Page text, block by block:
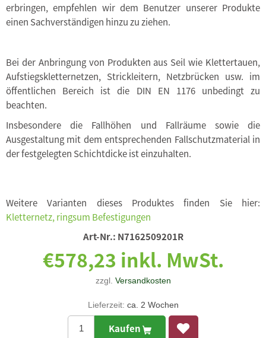
erbringen, empfehlen wir dem Benutzer unserer Produkte
einen Sachverständigen hinzu zu ziehen.
Bei der Anbringung von Produkten aus Seil wie Klettertauen,
Aufstiegskletternetzen, Strickleitern, Netzbrücken usw. im
öffentlichen Bereich ist die DIN EN 1176 unbedingt zu
beachten.
Insbesondere die Fallhöhen und Fallräume sowie die
Ausgestaltung mit dem entsprechenden Fallschutzmaterial in
der festgelegten Schichtdicke ist einzuhalten.
Weitere Varianten dieses Produktes finden Sie hier:
Kletternetz, ringsum Befestigungen
Art-Nr.: N7162509201R
€578,23 inkl. MwSt.
zzgl. Versandkosten
Lieferzeit: ca. 2 Wochen
Kaufen